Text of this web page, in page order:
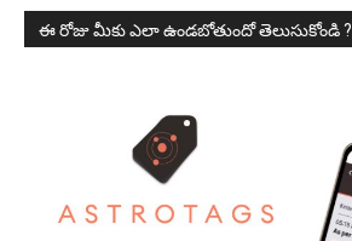
ఈ రోజు మీకు ఎలా ఉండబోతుందో తెలుసుకోండి ?